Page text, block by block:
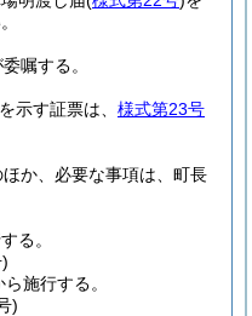
嘱する。
示す証票は、 様式第23号
か、必要な事項は、町長
る。
施行する。
)